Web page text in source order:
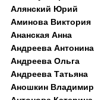
Алянский Юрий
Аминова Виктория
Ананская Анна
Андреева Антонина
Андреева Ольга
Андреева Татьяна
Аношкин Владимир